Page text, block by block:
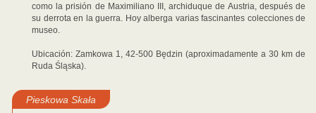
como la prisión de Maximiliano III, archiduque de Austria, después de
su derrota en la guerra. Hoy alberga varias fascinantes colecciones de
museo.
Ubicación: Zamkowa 1, 42-500 Będzin (aproximadamente a 30 km de
Ruda Śląska).
Pieskowa Skała